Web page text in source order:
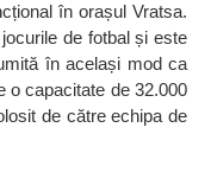
în orașul Vratsa.
de fotbal și este
în același mod ca
o capacitate de 32.000
de către echipa de